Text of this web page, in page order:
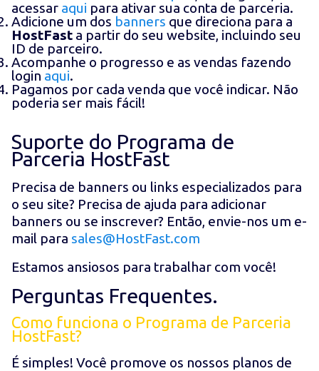
acessar aqui para ativar sua conta de parceria.
Adicione um dos banners que direciona para a
HostFast a partir do seu website, incluindo seu
ID de parceiro.
Acompanhe o progresso e as vendas fazendo
login aqui.
Pagamos por cada venda que você indicar. Não
poderia ser mais fácil!
Suporte do Programa de
Parceria HostFast
Precisa de banners ou links especializados para
o seu site? Precisa de ajuda para adicionar
banners ou se inscrever? Então, envie-nos um e-
mail para sales@HostFast.com
Estamos ansiosos para trabalhar com você!
Perguntas Frequentes.
Como funciona o Programa de Parceria
HostFast?
É simples! Você promove os nossos planos de